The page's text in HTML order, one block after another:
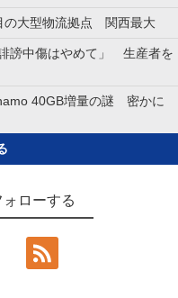
の大型物流拠点 関西最大
謗中傷はやめて」 生産者を
40GB増量の謎 密かに
ォローする